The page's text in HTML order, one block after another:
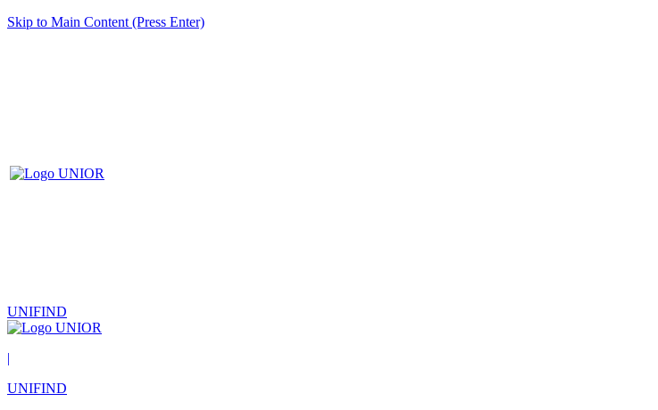
Skip to Main Content (Press Enter)
UNIFIND
|
UNIFIND